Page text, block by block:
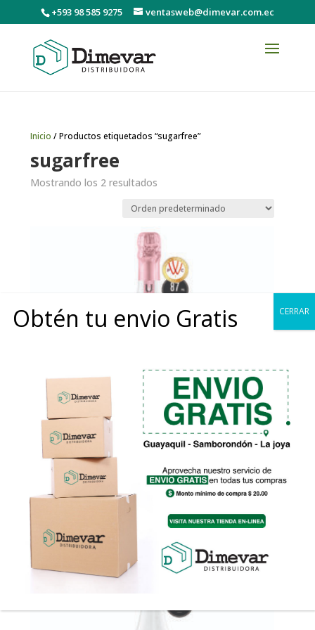
+593 98 585 9275 ventasweb@dimevar.com.ec
Inicio / Productos etiquetados “sugarfree”
sugarfree
Mostrando los 2 resultados
Vino Espumoso Rosado PURE Zero Sugar
$25.67 - $138.62Rango
precios:
$25.67
hasta
Obtén tu envio Gratis CERRAR